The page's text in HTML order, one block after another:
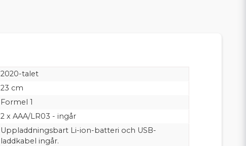
2020-talet
23 cm
Formel 1
2 x AAA/LR03 - ingår
Uppladdningsbart Li-ion-batteri och USB-
laddkabel ingår.